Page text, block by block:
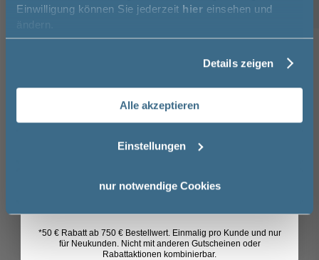
Einwilligung können Sie jederzeit hier einsehen und
ändern.
Details zeigen
Alle akzeptieren
Einstellungen
nur notwendige Cookies
155,00 €
Kunden kauften auch 8
-3%
Duschwanne 90x90 - tief, Ablauf 52 mm
445,00 €
Email
Anmelden
*50 € Rabatt ab 750 € Bestellwert. Einmalig pro Kunde und nur
für Neukunden. Nicht mit anderen Gutscheinen oder
Rabattaktionen kombinierbar.